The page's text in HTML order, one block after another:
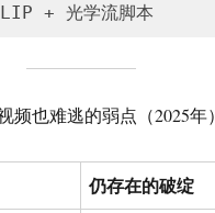
CLIP + 光学流脚本
频也难逃的弱点（2025年）
仍存在的破绽